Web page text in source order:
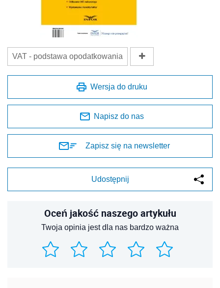
VAT - podstawa opodatkowania
Wersja do druku
Napisz do nas
Zapisz się na newsletter
Udostępnij
Oceń jakość naszego artykułu
Twoja opinia jest dla nas bardzo ważna